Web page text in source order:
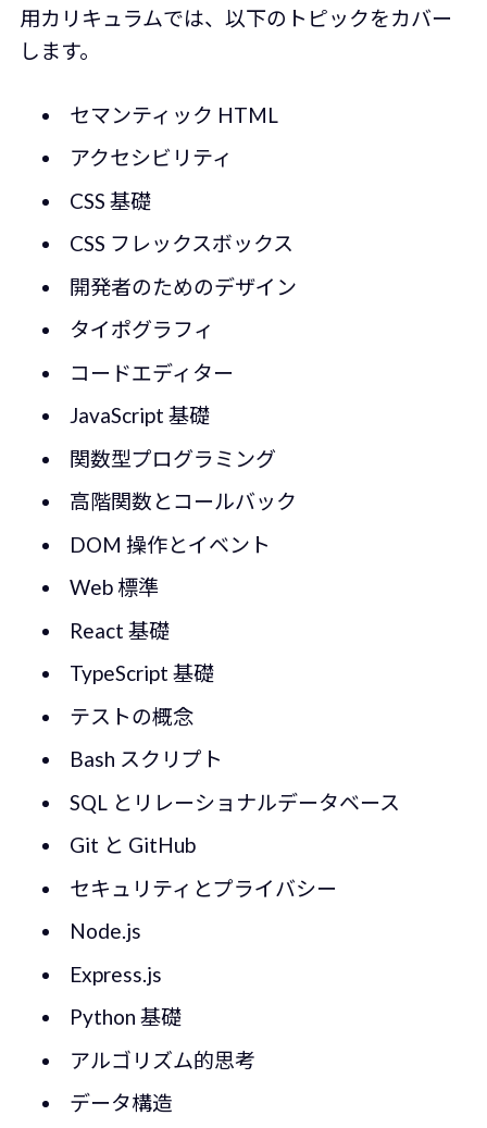
用カリキュラムでは、以下のトピックをカバー
します。
セマンティック HTML
アクセシビリティ
CSS 基礎
CSS フレックスボックス
開発者のためのデザイン
タイポグラフィ
コードエディター
JavaScript 基礎
関数型プログラミング
高階関数とコールバック
DOM 操作とイベント
Web 標準
React 基礎
TypeScript 基礎
テストの概念
Bash スクリプト
SQL とリレーショナルデータベース
Git と GitHub
セキュリティとプライバシー
Node.js
Express.js
Python 基礎
アルゴリズム的思考
データ構造